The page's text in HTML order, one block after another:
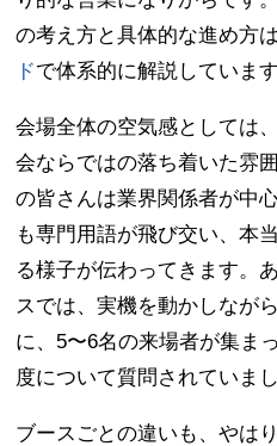
の考え方と具体的な進め方は
ドで体系的に解説しています
会場全体の空気感としては
会ならではの落ち着いた雰
の皆さんは業界関係者が中
も専門用語が飛び交い、本
る様子が伝わってきます。
スでは、実機を動かしなが
に、5〜6名の来場者が集ま
度について質問されていまし
ブースごとの違いも、やは